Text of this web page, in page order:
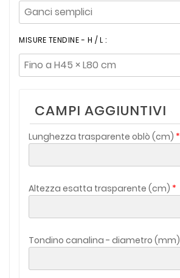
MISURE TENDINE - H / L :
CAMPI AGGIUNTIVI
Lunghezza trasparente oblò (cm)
Altezza esatta trasparente (cm)
Tondino canalina - diametro (mm)